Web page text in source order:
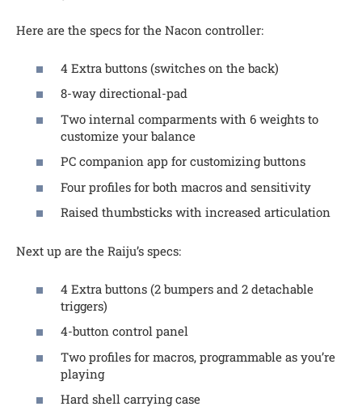
Here are the specs for the Nacon controller:
4 Extra buttons (switches on the back)
8-way directional-pad
Two internal comparments with 6 weights to
customize your balance
PC companion app for customizing buttons
Four profiles for both macros and sensitivity
Raised thumbsticks with increased articulation
Next up are the Raiju’s specs:
4 Extra buttons (2 bumpers and 2 detachable
triggers)
4-button control panel
Two profiles for macros, programmable as you’re
playing
Hard shell carrying case